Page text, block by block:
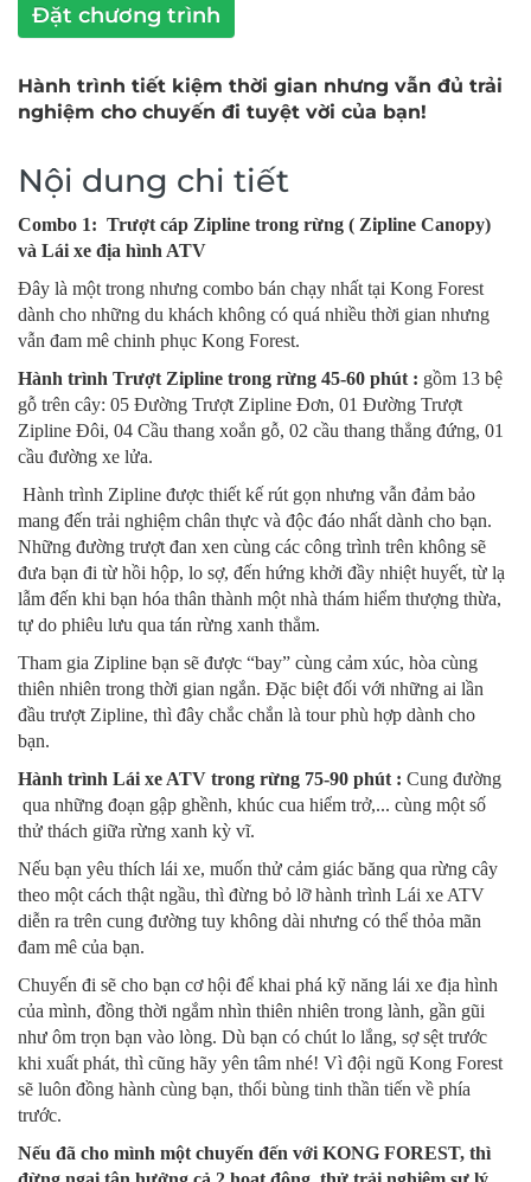
Đặt chương trình
Hành trình tiết kiệm thời gian nhưng vẫn đủ trải
nghiệm cho chuyến đi tuyệt vời của bạn!
Nội dung chi tiết
Combo 1: Trượt cáp Zipline trong rừng ( Zipline Canopy)
và Lái xe địa hình ATV
Đây là một trong nhưng combo bán chạy nhất tại Kong Forest
dành cho những du khách không có quá nhiều thời gian nhưng
vẫn đam mê chinh phục Kong Forest.
Hành trình Trượt Zipline trong rừng 45-60 phút : gồm 13 bệ
gỗ trên cây: 05 Đường Trượt Zipline Đơn, 01 Đường Trượt
Zipline Đôi, 04 Cầu thang xoắn gỗ, 02 cầu thang thẳng đứng, 01
cầu đường xe lửa.
Hành trình Zipline được thiết kế rút gọn nhưng vẫn đảm bảo
mang đến trải nghiệm chân thực và độc đáo nhất dành cho bạn.
Những đường trượt đan xen cùng các công trình trên không sẽ
đưa bạn đi từ hồi hộp, lo sợ, đến hứng khởi đầy nhiệt huyết, từ lạ
lẫm đến khi bạn hóa thân thành một nhà thám hiểm thượng thừa,
tự do phiêu lưu qua tán rừng xanh thẳm.
Tham gia Zipline bạn sẽ được “bay” cùng cảm xúc, hòa cùng
thiên nhiên trong thời gian ngắn. Đặc biệt đối với những ai lần
đầu trượt Zipline, thì đây chắc chắn là tour phù hợp dành cho
bạn.
Hành trình Lái xe ATV trong rừng 75-90 phút : Cung đường
qua những đoạn gập ghềnh, khúc cua hiểm trở,... cùng một số
thử thách giữa rừng xanh kỳ vĩ.
Nếu bạn yêu thích lái xe, muốn thử cảm giác băng qua rừng cây
theo một cách thật ngầu, thì đừng bỏ lỡ hành trình Lái xe ATV
diễn ra trên cung đường tuy không dài nhưng có thể thỏa mãn
đam mê của bạn.
Chuyến đi sẽ cho bạn cơ hội để khai phá kỹ năng lái xe địa hình
của mình, đồng thời ngắm nhìn thiên nhiên trong lành, gần gũi
như ôm trọn bạn vào lòng. Dù bạn có chút lo lắng, sợ sệt trước
khi xuất phát, thì cũng hãy yên tâm nhé! Vì đội ngũ Kong Forest
sẽ luôn đồng hành cùng bạn, thổi bùng tinh thần tiến về phía
trước.
Nếu đã cho mình một chuyến đến với KONG FOREST, thì